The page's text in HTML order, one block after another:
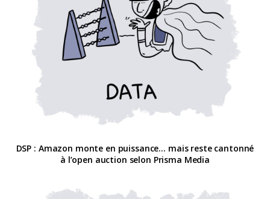
DSP : Amazon monte en puissance… mais reste cantonné
à l’open auction selon Prisma Media